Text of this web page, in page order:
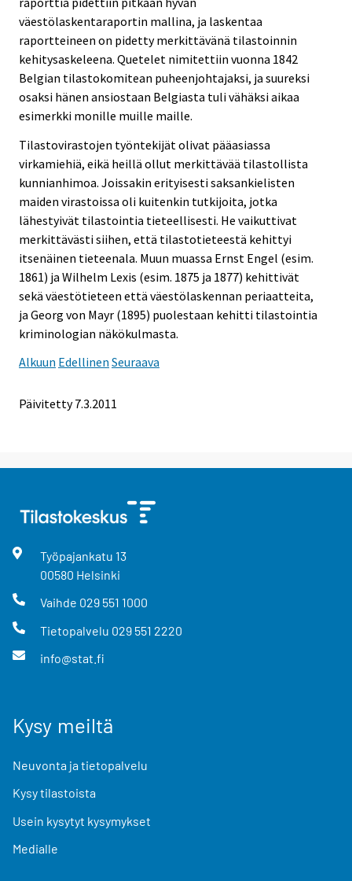
väestölaskentaraportin mallina, ja laskentaa
raportteineen on pidetty merkittävänä tilastoinnin
kehitysaskeleena. Quetelet nimitettiin vuonna 1842
Belgian tilastokomitean puheenjohtajaksi, ja suureksi
osaksi hänen ansiostaan Belgiasta tuli vähäksi aikaa
esimerkki monille muille maille.
Tilastovirastojen työntekijät olivat pääasiassa
virkamiehiä, eikä heillä ollut merkittävää tilastollista
kunnianhimoa. Joissakin erityisesti saksankielisten
maiden virastoissa oli kuitenkin tutkijoita, jotka
lähestyivät tilastointia tieteellisesti. He vaikuttivat
merkittävästi siihen, että tilastotieteestä kehittyi
itsenäinen tieteenala. Muun muassa Ernst Engel (esim.
1861) ja Wilhelm Lexis (esim. 1875 ja 1877) kehittivät
sekä väestötieteen että väestölaskennan periaatteita,
ja Georg von Mayr (1895) puolestaan kehitti tilastointia
kriminologian näkökulmasta.
Alkuun Edellinen Seuraava
Päivitetty 7.3.2011
Työpajankatu 13
00580 Helsinki
Vaihde 029 551 1000
Tietopalvelu 029 551 2220
info@stat.fi
Kysy meiltä
Neuvonta ja tietopalvelu
Kysy tilastoista
Usein kysytyt kysymykset
Medialle